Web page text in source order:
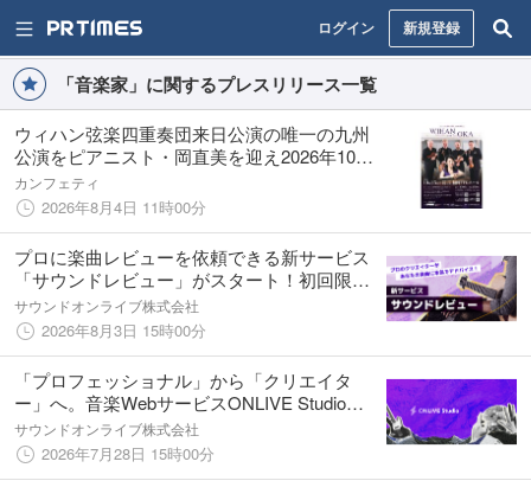
ログイン 新規登録
「音楽家」に関するプレスリリース一覧
ウィハン弦楽四重奏団来日公演の唯一の九州
公演をピアニスト・岡直美を迎え2026年10月
開催決定
カンフェティ
2026年8月4日 11時00分
プロに楽曲レビューを依頼できる新サービス
「サウンドレビュー」がスタート！初回限定
割引キャンペーン中！【ONLIVE Studio】
サウンドオンライブ株式会社
2026年8月3日 15時00分
「プロフェッショナル」から「クリエイタ
ー」へ。音楽WebサービスONLIVE Studio内
の名称を変更
サウンドオンライブ株式会社
2026年7月28日 15時00分